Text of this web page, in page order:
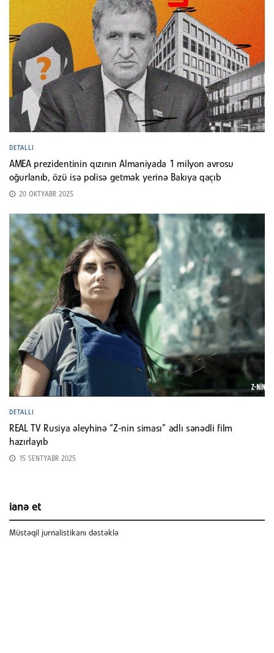
DETALLI
AMEA prezidentinin qızının Almaniyada 1 milyon avrosu
oğurlanıb, özü isə polisə getmək yerinə Bakıya qaçıb
20 OKTYABR 2025
DETALLI
REAL TV Rusiya əleyhinə “Z-nin siması” adlı sənədli film
hazırlayıb
15 SENTYABR 2025
ianə et
Müstəqil jurnalistikanı dəstəklə